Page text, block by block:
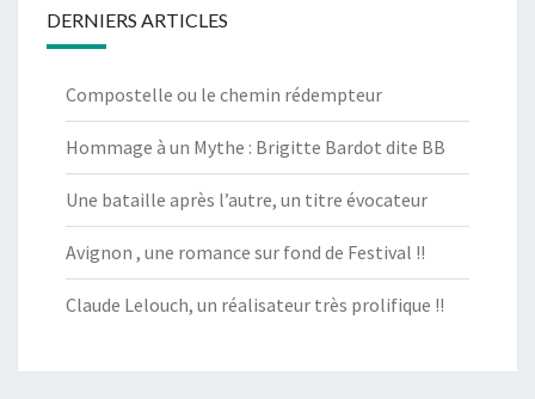
DERNIERS ARTICLES
Compostelle ou le chemin rédempteur
Hommage à un Mythe : Brigitte Bardot dite BB
Une bataille après l’autre, un titre évocateur
Avignon , une romance sur fond de Festival !!
Claude Lelouch, un réalisateur très prolifique !!